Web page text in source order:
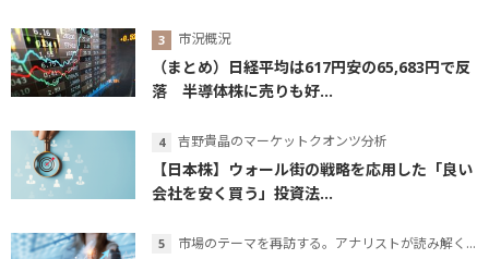
市況概況
（まとめ）日経平均は617円安の65,683円で反
落 半導体株に売りも好...
吉野貴晶のマーケットクオンツ分析
【日本株】ウォール街の戦略を応用した「良い
会社を安く買う」投資法...
市場のテーマを再訪する。アナリストが読み解くテーマの本質